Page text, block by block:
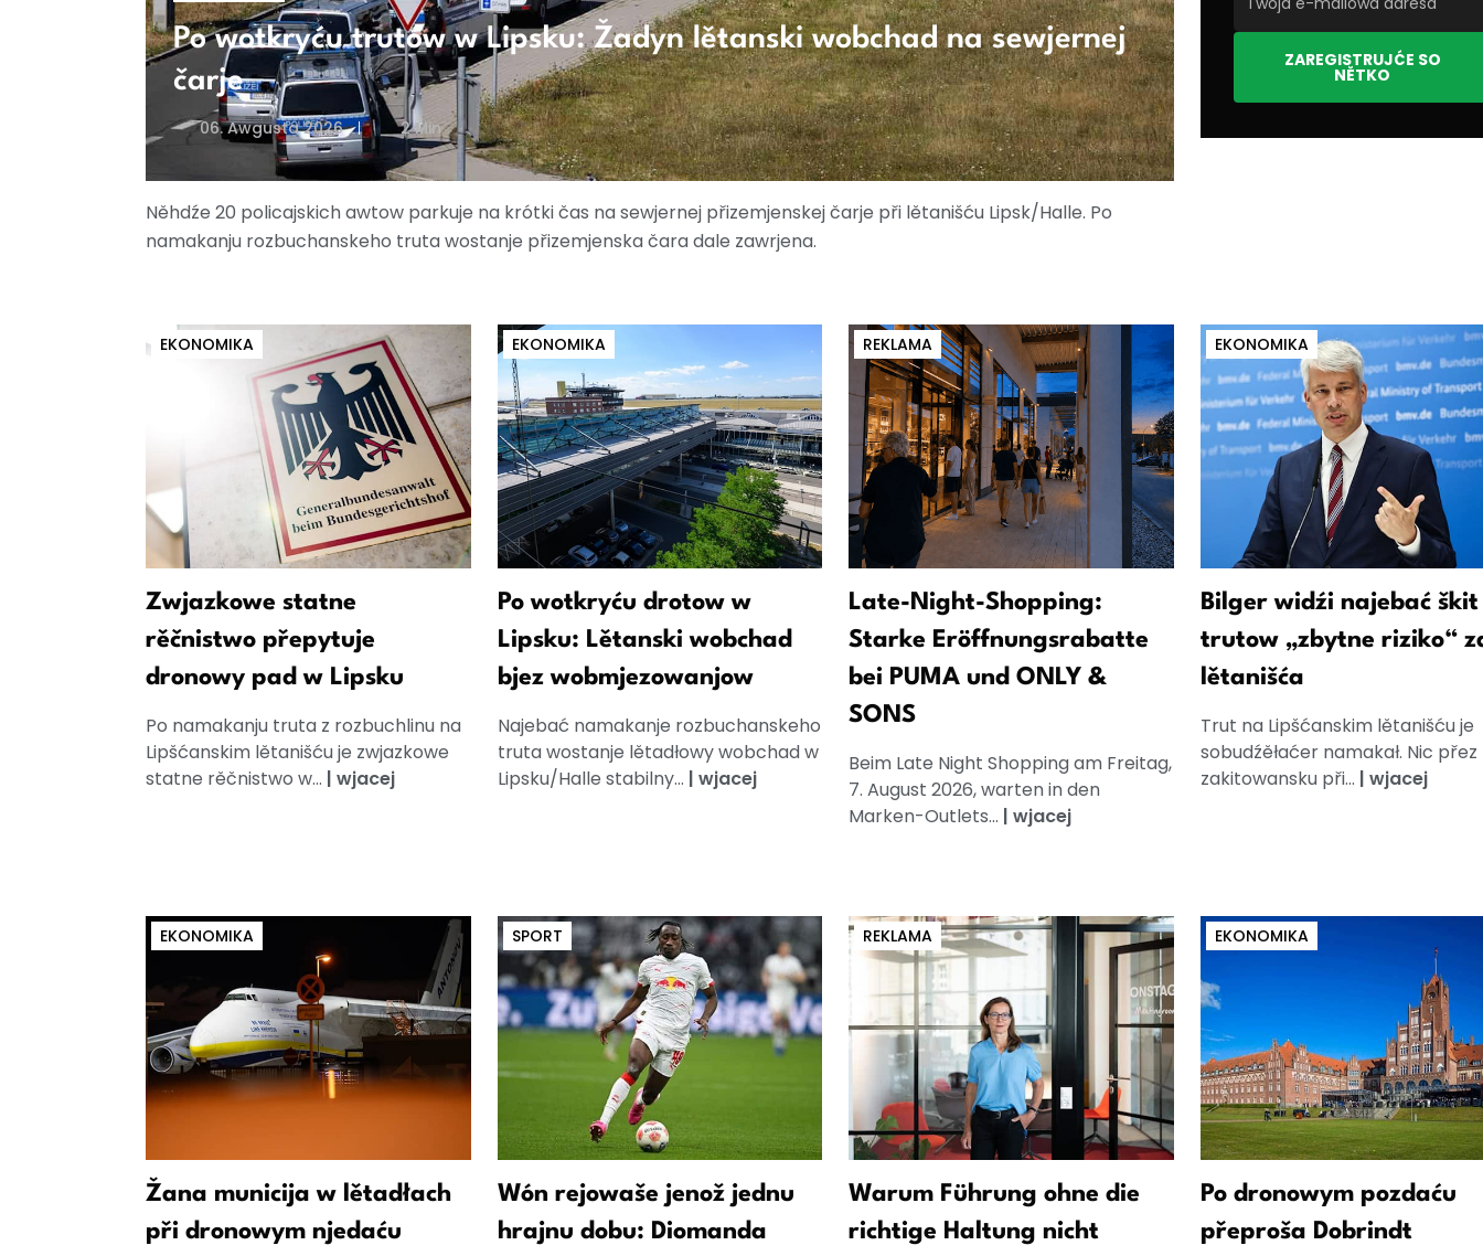
Po wotkryću trutow w Lipsku: Žadyn lětanski wobchad na sewjernej
čarje
06. Awgusta 2026 2 Min
Něhdźe 20 policajskich awtow parkuje na krótki čas na sewjernej přizemjenskej čarje při lětanišću Lipsk/Halle. Po
namakanju rozbuchanskeho truta wostanje přizemjenska čara dale zawrjena.
ZAREGISTRUJĆE SO
NĚTKO
EKONOMIKA
Zwjazkowe statne
rěčnistwo přepytuje
dronowy pad w Lipsku
Po namakanju truta z rozbuchlinu na
Lipšćanskim lětanišću je zwjazkowe
statne rěčnistwo w... | wjacej
EKONOMIKA
Po wotkryću drotow w
Lipsku: Lětanski wobchad
bjez wobmjezowanjow
Najebać namakanje rozbuchanskeho
truta wostanje lětadłowy wobchad w
Lipsku/Halle stabilny... | wjacej
REKLAMA
Late-Night-Shopping:
Starke Eröffnungsrabatte
bei PUMA und ONLY &
SONS
Beim Late Night Shopping am Freitag,
7. August 2026, warten in den
Marken-Outlets... | wjacej
EKONOMIKA
Bilger widźi najebać škit
trutow „zbytne riziko“
lětanišća
Trut na Lipšćanskim lětanišću je
sobudźěłaćer namakał. Nic přez
zakitowansku při... | wjacej
EKONOMIKA
Žana municija w lětadłach
při dronowym njedaću
SPORT
Wón rejowaše jenož jednu
hrajnu dobu: Diomanda
REKLAMA
Warum Führung ohne die
richtige Haltung nicht
EKONOMIKA
Po dronowym pozdaću
přeproša Dobrindt